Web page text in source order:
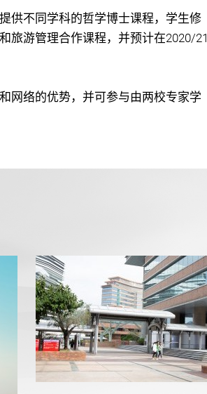
供不同学科的哲学博士课程，学生修
旅游管理合作课程，并预计在2020/21
网络的优势，并可参与由两校专家学